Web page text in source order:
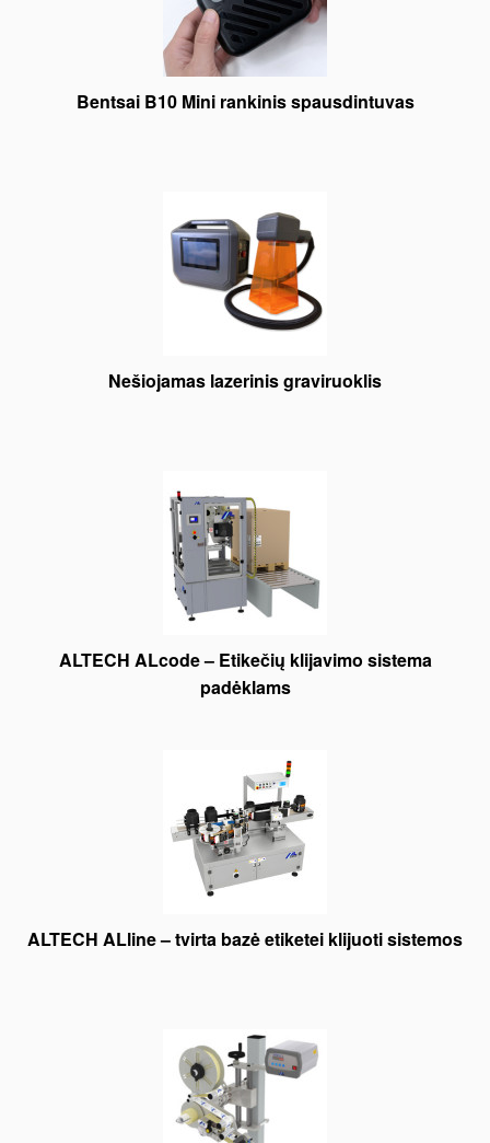
Bentsai B10 Mini rankinis spausdintuvas
Nešiojamas lazerinis graviruoklis
ALTECH ALcode – Etikečių klijavimo sistema
padėklams
ALTECH ALline – tvirta bazė etiketei klijuoti sistemos